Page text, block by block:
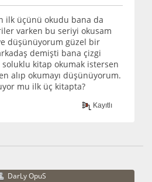
ilk üçünü okudu bana da
varken bu seriyi okusam
düşünüyorum güzel bir
demişti bana çizgi
kitap okumak istersen
alıp okumayı düşünüyorum.
mu ilk üç kitapta?
Kayıtlı
DarLy OpuS